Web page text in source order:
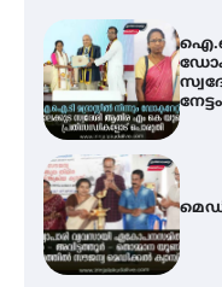
തായ്